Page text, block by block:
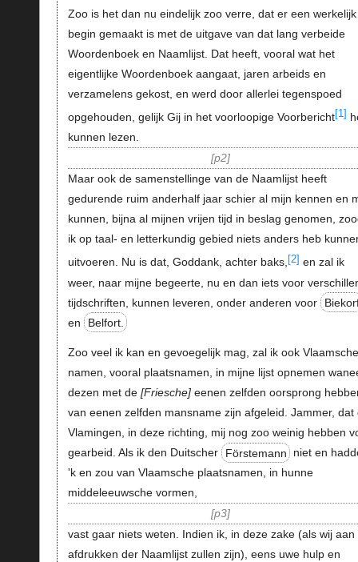
Zoo is het dan nu eindelijk zoo verre, dat er een werkelijk
begin gemaakt is met de uitgave van dat lang verbeide
Woordenboek en Naamlijst. Dat heeft, vooral wat het
eigentlijke Woordenboek aangaat, jaren arbeids en
verzamelens gekost, en werd door allerlei tegenspoed
opgehouden, gelijk Gij in het voorloopige Voorbericht[1]
kunnen lezen.
p2
Maar ook de samenstellinge van de Naamlijst heeft
gedurende ruim anderhalf jaar schier al mijn kennen en
kunnen, bijna al mijnen vrijen tijd in beslag genomen,
ik op taal- en letterkundig gebied niets anders heb
uitvoeren. Nu is dat, Goddank, achter baks, [2] en zal ik
weer, naar mijne begeerte, nu en dan iets voor
tijdschriften, kunnen leveren, onder anderen voor
en
Belfort.
Zoo veel ik kan en gevoegelijk mag, zal ik ook Vlaamsche
namen, vooral plaatsnamen, in mijne lijst opnemen
dezen met de Friesche eenen zelfden oorsprong
van eenen zelfden mansname zijn afgeleid. Jammer, dat
Vlamingen, in deze richting, mij nog zoo weinig hebben
gearbeid. Als ik den Duitscher
Förstemann
niet en
'k en zou van Vlaamsche plaatsnamen, in hunne
middeleeuwsche vormen,
p3
vast gaar niets weten. Indien ik, in deze zake (als wij aan
afdrukken der Naamlijst zullen zijn), eens uwe hulp en